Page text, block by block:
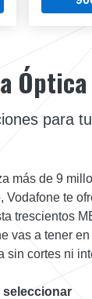
Óptica
para
más de 9
Vodafone te
trescientos
vas a tener
sin cortes ni
seleccionar